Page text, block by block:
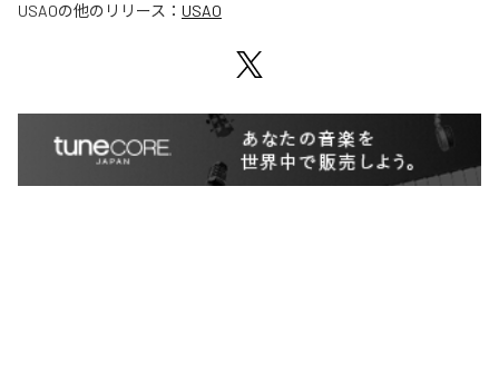
USAOの他のリリース： USAO